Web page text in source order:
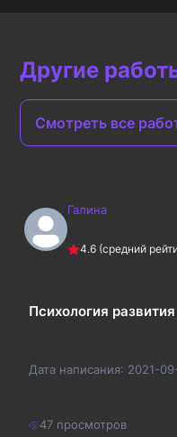
Другие
Смотреть все
Галина
4.6 (средний
Психология
Дата написания: 2021-
47 просмотров